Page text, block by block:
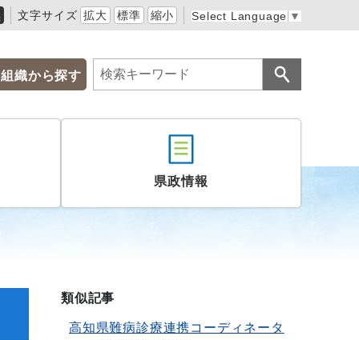
文字サイズ 拡大 標準 縮小 Select Language ▼
組織から探す
県政情報
類似記事
高知県難病診療連携コーディネータ